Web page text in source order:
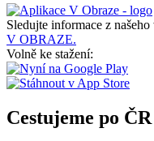
Sledujte informace z
V OBRAZE.
Volně ke stažení:
Cestujeme po ČR